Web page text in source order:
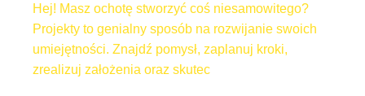
Hej! Masz ochotę stworzyć coś niesamowitego?
Projekty to genialny sposób na rozwijanie swoich
umiejętności. Znajdź pomysł, zaplanuj kroki,
zrealizuj założenia oraz skutec